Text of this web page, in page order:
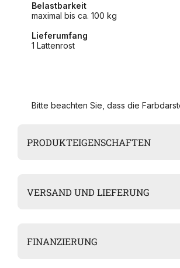
Belastbarkeit
maximal bis ca. 100 kg
Lieferumfang
1 Lattenrost
Bitte beachten Sie, dass die
PRODUKTEIGENSCHAFTEN
VERSAND UND LIEFERUNG
FINANZIERUNG